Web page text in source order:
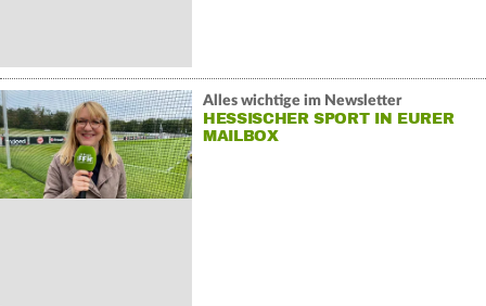
Alles wichtige im Newsletter
HESSISCHER SPORT IN EURER
MAILBOX